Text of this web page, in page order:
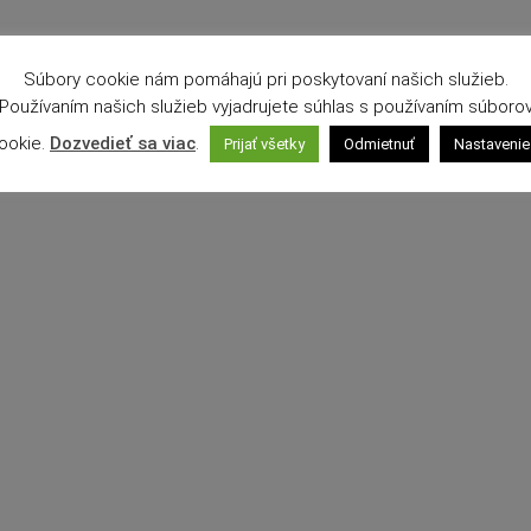
Súbory cookie nám pomáhajú pri poskytovaní našich služieb.
našich služieb vyjadrujete súhlas s používaním
Dozvedieť sa viac. Prijať všetky Odmietnuť Nastavenie